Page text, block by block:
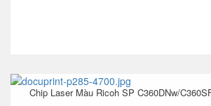
Chip Laser Màu Ricoh SP C360DNw/